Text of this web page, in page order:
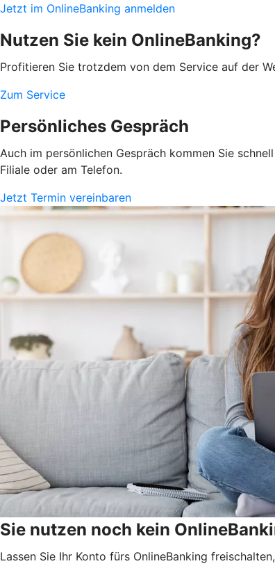
Jetzt im OnlineBanking anmelden
Nutzen Sie kein OnlineBanking?
Profitieren Sie trotzdem von dem Service auf der
Zum Service
Persönliches Gespräch
Auch im persönlichen Gespräch kommen Sie
Filiale oder am Telefon.
Jetzt Termin vereinbaren
Sie nutzen noch kein
Lassen Sie Ihr Konto fürs OnlineBanking